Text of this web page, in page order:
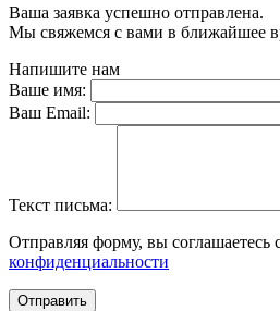
Ваша заявка успешно отправлена.
Мы свяжемся с вами в ближайшее
Напишите нам
Ваше имя:
Ваш Email:
Текст письма:
Отправляя форму, вы соглашаетесь
конфиденциальности
Отправить